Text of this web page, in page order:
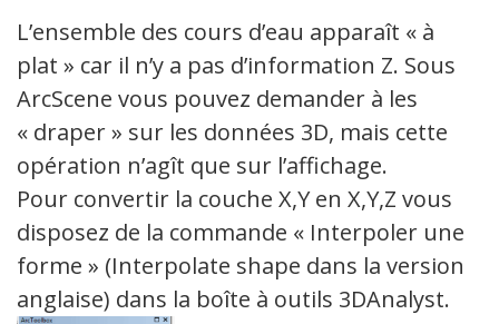
L’ensemble des cours d’eau apparaît « à
plat » car il n’y a pas d’information Z. Sous
ArcScene vous pouvez demander à les
« draper » sur les données 3D, mais cette
opération n’agît que sur l’affichage.
Pour convertir la couche X,Y en X,Y,Z vous
disposez de la commande « Interpoler une
forme » (Interpolate shape dans la version
anglaise) dans la boîte à outils 3DAnalyst.